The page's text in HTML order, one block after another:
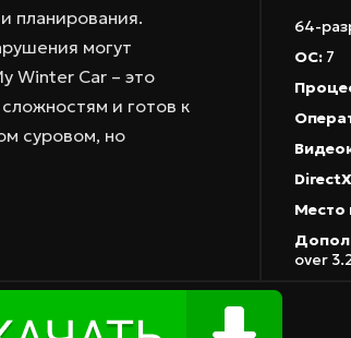
планирования.
могут
Winter Car – это
и готов к
суровом, но
64-
ОС: 7
Место
over